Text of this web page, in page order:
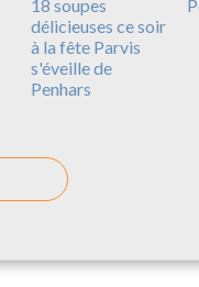
18 soupes
délicieuses ce soir
à la fête Parvis
s'éveille de
Penhars